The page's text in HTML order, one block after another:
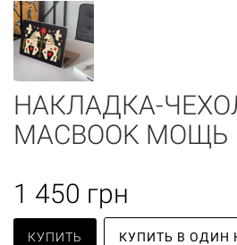
НАКЛАДКА-
MACBOOK МОЩЬ
1 450 грн
КУПИТЬ КУПИТЬ В ОДИН